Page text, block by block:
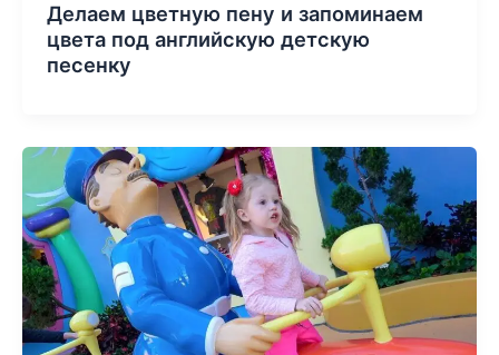
Делаем цветную пену и запоминаем
цвета под английскую детскую
песенку